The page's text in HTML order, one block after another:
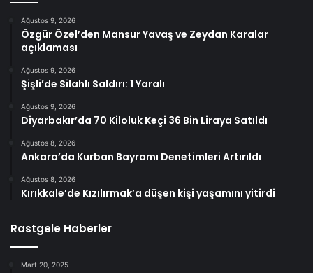
Ağustos 9, 2026
Özgür Özel’den Mansur Yavaş ve Zeydan Karalar
açıklaması
Ağustos 9, 2026
Şişli’de Silahlı Saldırı: 1 Yaralı
Ağustos 9, 2026
Diyarbakır’da 70 Kiloluk Keçi 36 Bin Liraya Satıldı
Ağustos 8, 2026
Ankara’da Kurban Bayramı Denetimleri Artırıldı
Ağustos 8, 2026
Kırıkkale’de Kızılırmak’a düşen kişi yaşamını yitirdi
Rastgele Haberler
Mart 20, 2025